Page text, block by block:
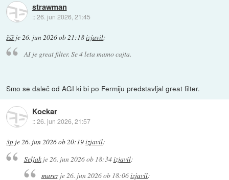
strawman
::26. jun 2026, 21:45
šššje 26. jun 2026 ob 21:18izjavil:
AI je great filter. Se 4 leta mamo cajta.
Smo se daleč od AGI ki bi po Fermiju predstavljal great filter.
Kockar
::26. jun 2026, 21:57
3p je26. jun 2026 ob 20:19izjavil:
Seljakje 26. jun 2026 ob 18:34izjavil:
marez je26. jun 2026 ob 18:06izjavil: